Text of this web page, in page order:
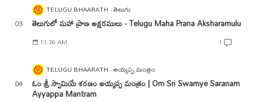
TELUGU BHAARATH తెలుగు
తెలుగులో మహా ప్రాణ అక్షరములు - Telugu Maha Prana Aksharamulu
11:36 AM 1
TELUGU BHAARATH అయ్యప్ప మంత్రం
ఓం శ్రీ స్వామియే శరణం అయ్యప్ప మంత్రం | Om Sri Swamye Saranam
Ayyappa Mantram